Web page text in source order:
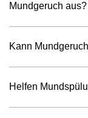
Mundgeruch aus?
Kann
Helfen